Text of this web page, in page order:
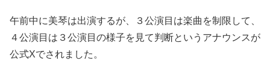
午前中に美琴は出演するが、３公演目は楽曲を制限して、
４公演目は３公演目の様子を見て判断というアナウンスが
公式Xでされました。